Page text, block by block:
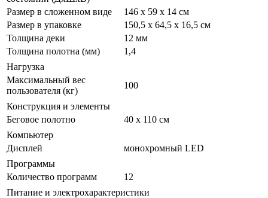
Размер в сложенном виде
146 х 59 х 14 см
Размер в упаковке
150,5 х 64,5 х 16,5 см
Толщина деки
12 мм
Толщина полотна (мм)
1,4
Нагрузка
Максимальный вес
пользователя (кг)
100
Конструкция и элементы
Беговое полотно
40 х 110 см
Компьютер
Дисплей
монохромный LED
Программы
Количество программ
12
Питание и электрохарактеристики